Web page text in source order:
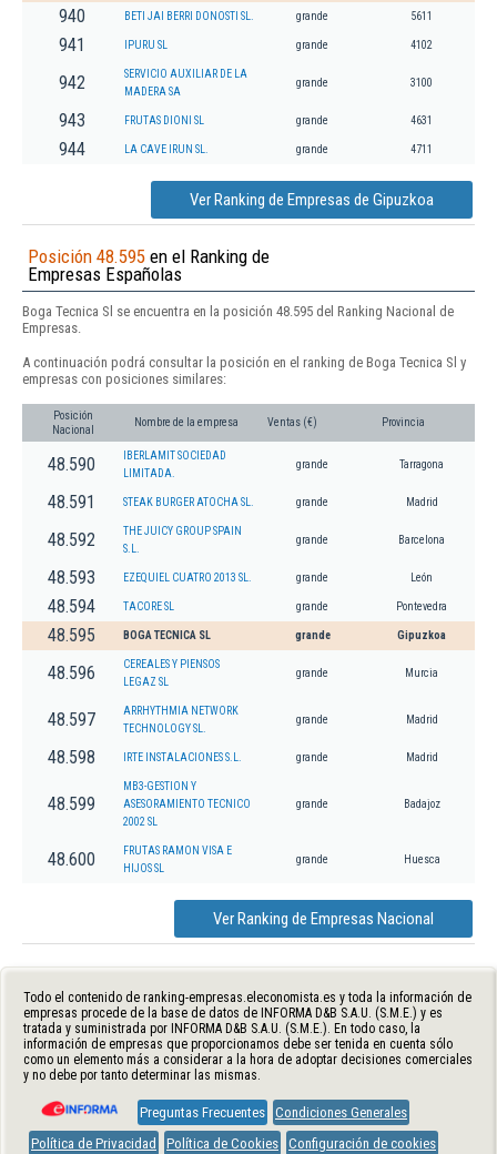
940 BETI JAI BERRI DONOSTI SL. grande 5611
941 IPURU SL grande 4102
942
SERVICIO AUXILIAR DE LA
MADERA SA
grande 3100
943 FRUTAS DIONI SL grande 4631
944 LA CAVE IRUN SL. grande 4711
Ver Ranking de Empresas de Gipuzkoa
Posición 48.595 en el Ranking de
Empresas Españolas
Boga Tecnica Sl se encuentra en la posición 48.595 del Ranking Nacional de
Empresas.
A continuación podrá consultar la posición en el ranking de Boga Tecnica Sl y
empresas con posiciones similares:
Posición
Nacional
Nombre de la empresa Ventas (€) Provincia
48.590
IBERLAMIT SOCIEDAD
LIMITADA.
grande Tarragona
48.591 STEAK BURGER ATOCHA SL. grande Madrid
48.592
THE JUICY GROUP SPAIN
S.L.
grande Barcelona
48.593 EZEQUIEL CUATRO 2013 SL. grande León
48.594 TACORE SL grande Pontevedra
48.595 BOGA TECNICA SL grande Gipuzkoa
48.596
CEREALES Y PIENSOS
LEGAZ SL
grande Murcia
48.597
ARRHYTHMIA NETWORK
TECHNOLOGY SL.
grande Madrid
48.598 IRTE INSTALACIONES S.L. grande Madrid
48.599
MB3-GESTION Y
ASESORAMIENTO TECNICO
2002 SL
grande Badajoz
48.600
FRUTAS RAMON VISA E
HIJOS SL
grande Huesca
Ver Ranking de Empresas Nacional
Todo el contenido de ranking-empresas.eleconomista.es y toda la información de
empresas procede de la base de datos de INFORMA D&B S.A.U. (S.M.E.) y es
tratada y suministrada por INFORMA D&B S.A.U. (S.M.E.). En todo caso, la
información de empresas que proporcionamos debe ser tenida en cuenta sólo
como un elemento más a considerar a la hora de adoptar decisiones comerciales
y no debe por tanto determinar las mismas.
Preguntas Frecuentes Condiciones Generales
Política de Privacidad
Política de Cookies Configuración de cookies